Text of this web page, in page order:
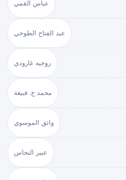
عباس القمي
عبد الفتاح الطوخي
روجيه غارودي
محمد ج. قبيعة
واثق الموسوي
عبير النحاس